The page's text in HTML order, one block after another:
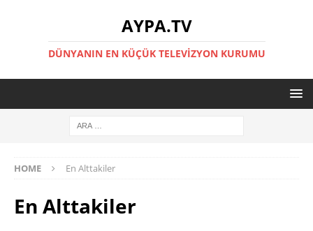
AYPA.TV
DÜNYANIN EN KÜÇÜK TELEVIZYON KURUMU
HOME En Alttakiler
En Alttakiler